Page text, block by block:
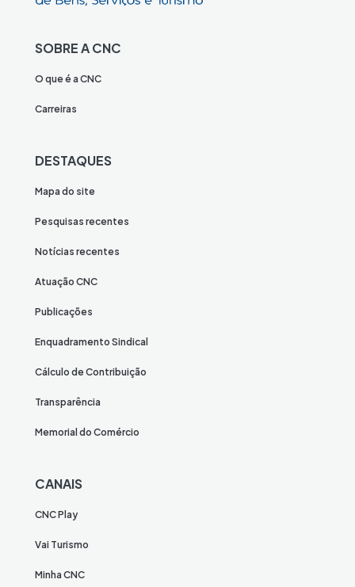
SOBRE A CNC
O que é a CNC
Carreiras
DESTAQUES
Mapa do site
Pesquisas recentes
Notícias recentes
Atuação CNC
Publicações
Enquadramento Sindical
Cálculo de Contribuição
Transparência
Memorial do Comércio
CANAIS
CNC Play
Vai Turismo
Minha CNC